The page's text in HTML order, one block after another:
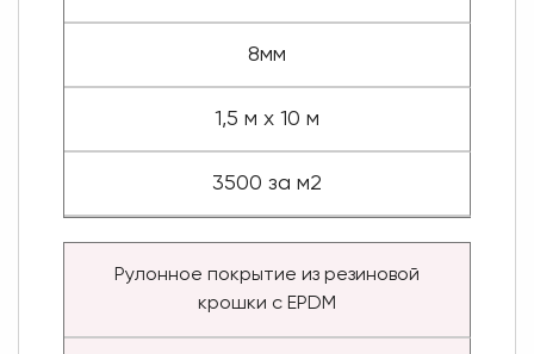
8мм
1,5 м х 10 м
3500 за м2
Рулонное покрытие из резиновой
крошки с EPDM